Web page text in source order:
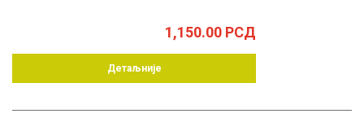
1,150.00 РСД
Детаљније